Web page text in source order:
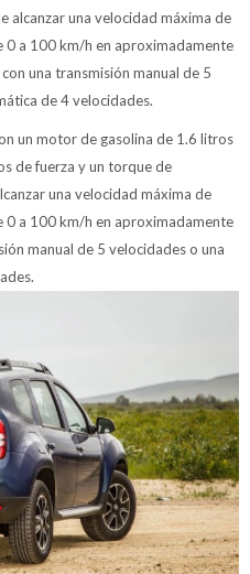
alcanzar una velocidad máxima de
a 100 km/h en aproximadamente
una transmisión manual de 5
de 4 velocidades.
un motor de gasolina de 1.6 litros
de fuerza y un torque de
una velocidad máxima de
a 100 km/h en aproximadamente
manual de 5 velocidades o una